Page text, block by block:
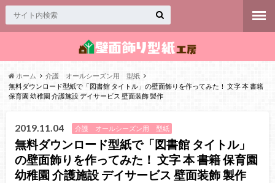
ホーム
介護 オールシーズン用 型紙
無料ダウンロード型紙で「図書館 タイトル」の壁面飾りを作ってみた！ 文字 本 書籍
保育園 幼稚園 介護施設 デイサービス 壁面装飾 製作
2019.11.04 介護 オールシーズン用 型紙
無料ダウンロード型紙で「図書館 タイトル」
の壁面飾りを作ってみた！ 文字 本 書籍 保育園
幼稚園 介護施設 デイサービス 壁面装飾 製作